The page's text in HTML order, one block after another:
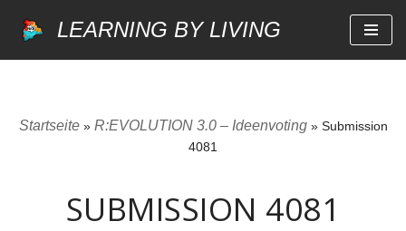
LEARNING BY LIVING
Startseite» R:EVOLUTION 3.0 – Ideenvoting» Submission
4081
SUBMISSION 4081